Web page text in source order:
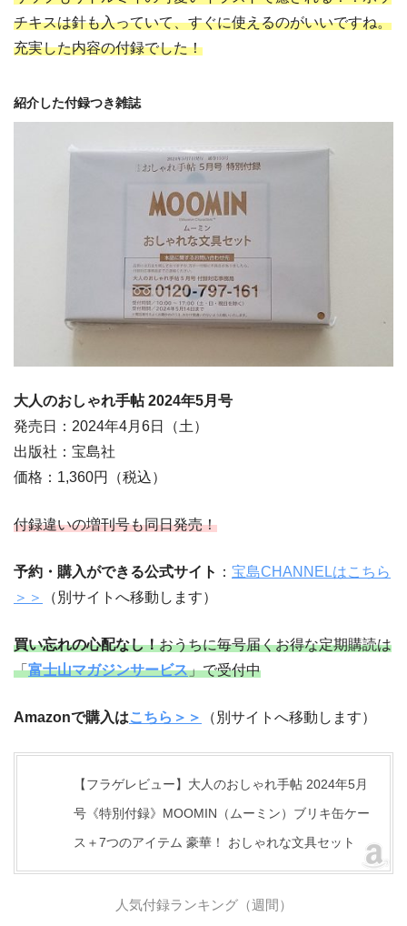
チキスは針も入っていて、すぐに使えるのがいいですね。
充実した内容の付録でした！
紹介した付録つき雑誌
大人のおしゃれ手帖 2024年5月号
発売日：2024年4月6日（土）
出版社：宝島社
価格：1,360円（税込）
付録違いの増刊号も同日発売！
予約・購入ができる公式サイト ： 宝島CHANNELはこちら
＞＞
（別サイトへ移動します）
買い忘れの心配なし！おうちに毎号届くお得な定期購読は
「富士山マガジンサービス」で受付中
Amazonで購入はこちら＞＞ （別サイトへ移動します）
【フラゲレビュー】大人のおしゃれ手帖 2024年5月
号《特別付録》MOOMIN（ムーミン）ブリキ缶ケー
ス＋7つのアイテム 豪華！ おしゃれな文具セット
人気付録ランキング（週間）